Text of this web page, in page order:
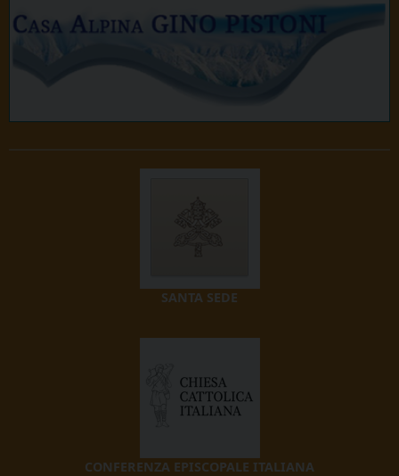
SANTA SEDE
CONFERENZA EPISCOPALE ITALIANA